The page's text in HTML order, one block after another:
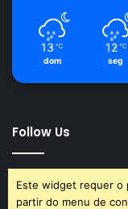
13 ℃
dom
12 ℃
seg
Follow Us
Este widget requer o
partir do menu de